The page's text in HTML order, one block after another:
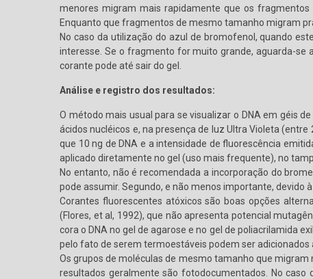
menores migram mais rapidamente que os
Enquanto que fragmentos de mesmo tamanho migram
No caso da utilização do azul de bromofenol, quando
interesse. Se o fragmento for muito grande, aguarda-se
corante pode até sair do gel.
Análise e registro dos resultados:
O método mais usual para se visualizar o DNA em géis
ácidos nucléicos e, na presença de luz Ultra Violeta
que 10 ng de DNA e a intensidade de fluorescência
aplicado diretamente no gel (uso mais frequente), no
No entanto, não é recomendada a incorporação do
pode assumir. Segundo, e não menos importante, devido
Corantes fluorescentes atóxicos são boas opções
(Flores, et al, 1992), que não apresenta potencial
cora o DNA no gel de agarose e no gel de poliacrilamida
pelo fato de serem termoestáveis podem ser adicionados
Os grupos de moléculas de mesmo tamanho que
resultados geralmente são fotodocumentados. No